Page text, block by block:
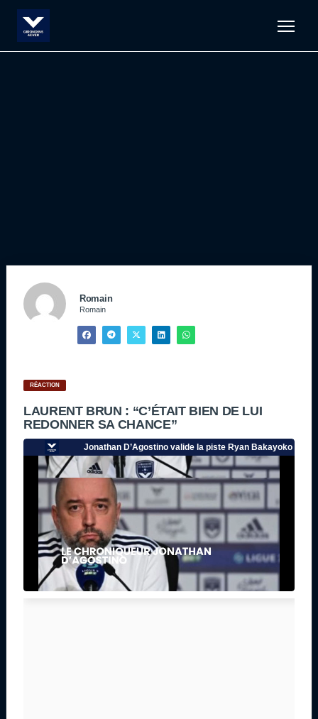
Romain
Romain
RÉACTION
LAURENT BRUN : “C’ÉTAIT BIEN DE LUI
REDONNER SA CHANCE”